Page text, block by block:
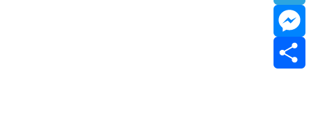
Telegram
Messenger